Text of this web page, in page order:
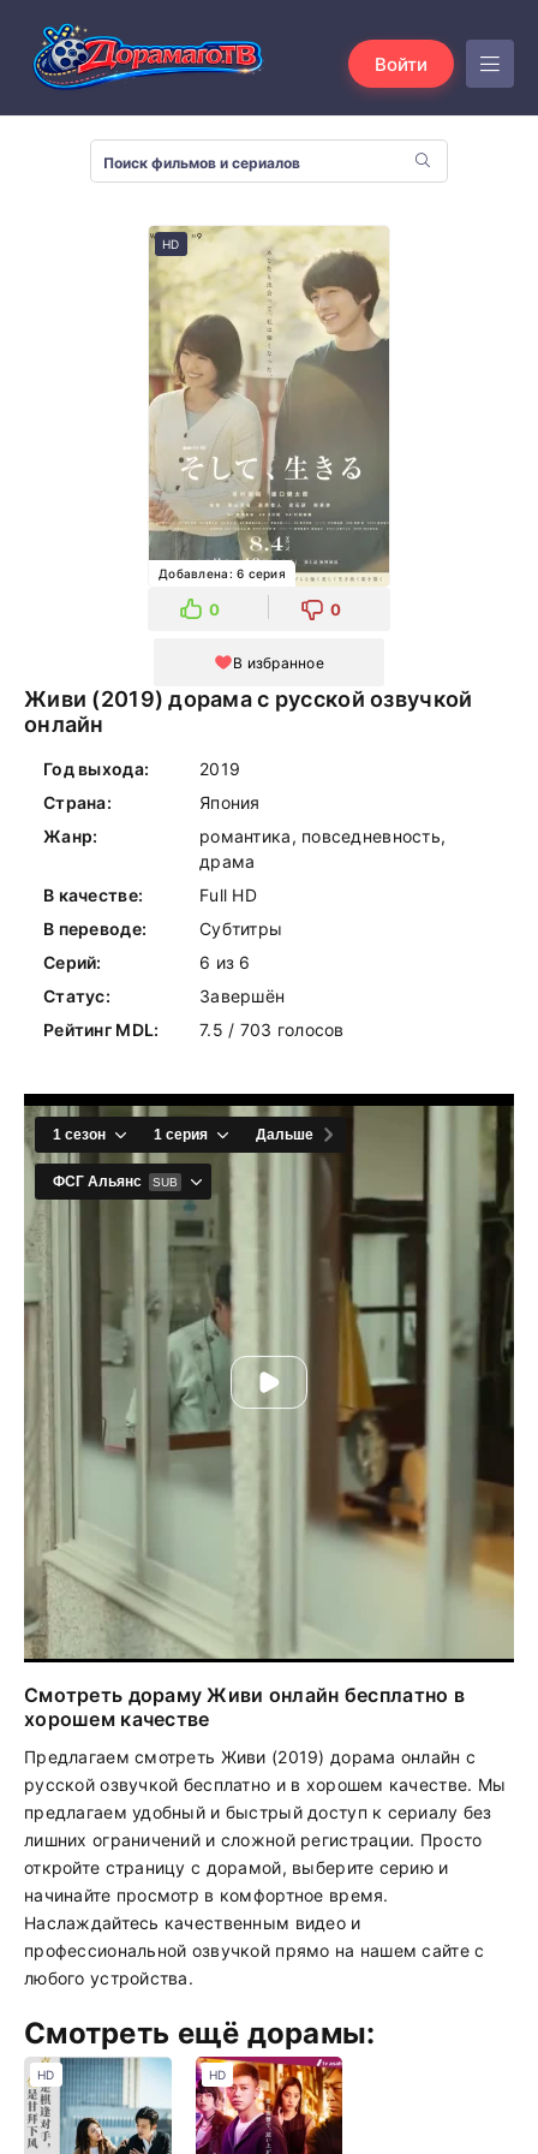
Войти
HD
Добавлена: 6 серия
0 0
В избранное
Живи (2019) дорама с русской озвучкой
онлайн
Год выхода:
2019
Страна:
Япония
Жанр:
романтика, повседневность,
драма
В качестве:
Full HD
В переводе:
Субтитры
Серий:
6 из 6
Статус:
Завершён
Рейтинг MDL:
7.5 / 703 голосов
Смотреть дораму Живи онлайн бесплатно в
хорошем качестве
Предлагаем смотреть Живи (2019) дорама онлайн с
русской озвучкой бесплатно и в хорошем качестве. Мы
предлагаем удобный и быстрый доступ к сериалу без
лишних ограничений и сложной регистрации. Просто
откройте страницу с дорамой, выберите серию и
начинайте просмотр в комфортное время.
Наслаждайтесь качественным видео и
профессиональной озвучкой прямо на нашем сайте с
любого устройства.
Смотреть ещё дорамы:
HD HD